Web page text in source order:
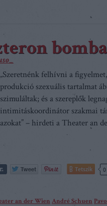
bomba
„Szeretnénk felhívni a
produkció szexuális tartalmat
szimuláltak; és a szereplők
intimitáskoordinátor szakmai
azokat” – hirdeti a Theater an
Tetszik 0
an der Wien André Schuen